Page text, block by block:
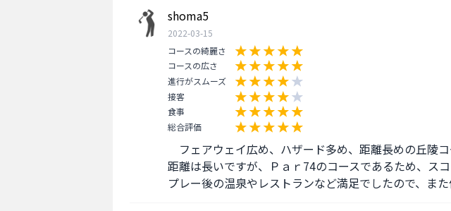
shoma5
2022-03-15
コースの綺麗さ
コースの広さ
進行がスムーズ
接客
食事
総合評価
フェアウェイ広め、ハザード多め、距離長めの丘陵コ
距離は長いですが、Ｐａｒ74のコースであるため、スコ
プレー後の温泉やレストランなど満足でしたので、また